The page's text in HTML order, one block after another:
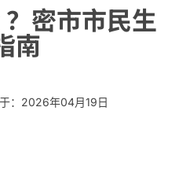
密市市民生
南
： 2026年04月19日